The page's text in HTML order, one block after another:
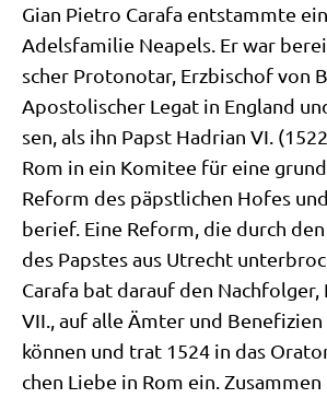
Gian Pie­tro Cara­fa ent­stamm­te
Adels­fa­mi­lie Nea­pels. Er war
scher Pro­to­no­tar, Erz­bi­schof von
Apo­sto­li­scher Legat in Eng­land
sen, als ihn Papst Hadri­an VI.
Rom in ein Komi­tee für eine
Reform des päpst­li­chen Hofes
berief. Eine Reform, die durch
des Pap­stes aus Utrecht
Cara­fa bat dar­auf den Nach­fol­ger,
VII., auf alle Ämter und Bene­fi­zi­en
kön­nen und trat 1524 in das
chen Lie­be in Rom ein.